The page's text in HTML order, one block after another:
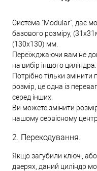
Система "Modular", дає
базового розміру,
(130х130) мм.
Переїжджаючи вам не
на вибір іншого циліндра.
Потрібно тільки
розмір, це одна із
серед інших.
Ви можете змінити
нашому сервісному
2. Перекодування.
Якщо загубили ключі,
дверях, даний циліндр